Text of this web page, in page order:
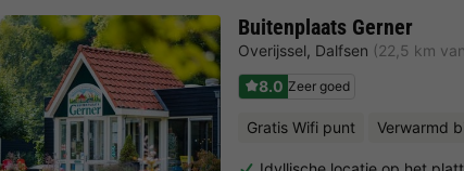
Buitenplaats Gerner
Overijssel, Dalfsen (22,5 km
8.0 Zeer goed
Gratis Wifi punt Verwarmd